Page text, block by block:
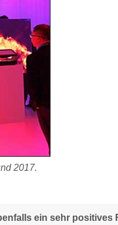
2017.
ein sehr positives